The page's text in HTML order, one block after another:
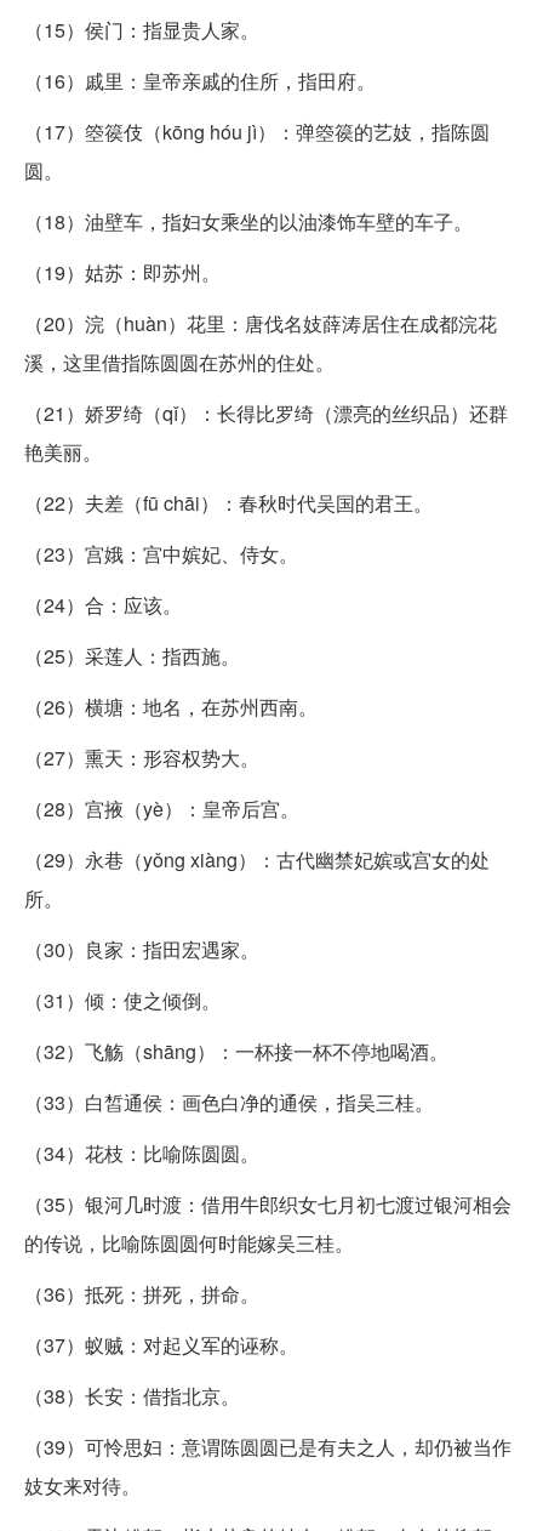
（15）侯门：指显贵人家。
（16）戚里：皇帝亲戚的住所，指田府。
（17）箜篌伎（kōng hóu jì）：弹箜篌的艺妓，指陈圆
圆。
（18）油壁车，指妇女乘坐的以油漆饰车壁的车子。
（19）姑苏：即苏州。
（20）浣（huàn）花里：唐伐名妓薛涛居住在成都浣花
溪，这里借指陈圆圆在苏州的住处。
（21）娇罗绮（qǐ）：长得比罗绮（漂亮的丝织品）还群
艳美丽。
（22）夫差（fū chāi）：春秋时代吴国的君王。
（23）宫娥：宫中嫔妃、侍女。
（24）合：应该。
（25）采莲人：指西施。
（26）横塘：地名，在苏州西南。
（27）熏天：形容权势大。
（28）宫掖（yè）：皇帝后宫。
（29）永巷（yǒng xiàng）：古代幽禁妃嫔或宫女的处
所。
（30）良家：指田宏遇家。
（31）倾：使之倾倒。
（32）飞觞（shāng）：一杯接一杯不停地喝酒。
（33）白皙通侯：画色白净的通侯，指吴三桂。
（34）花枝：比喻陈圆圆。
（35）银河几时渡：借用牛郎织女七月初七渡过银河相会
的传说，比喻陈圆圆何时能嫁吴三桂。
（36）抵死：拼死，拼命。
（37）蚁贼：对起义军的诬称。
（38）长安：借指北京。
（39）可怜思妇：意谓陈圆圆已是有夫之人，却仍被当作
妓女来对待。